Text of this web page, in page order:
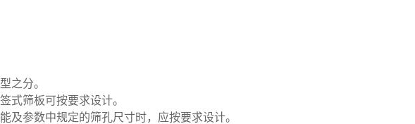
之分。
式筛板可按要求设计。
及参数中规定的筛孔尺寸时，应按要求设计。